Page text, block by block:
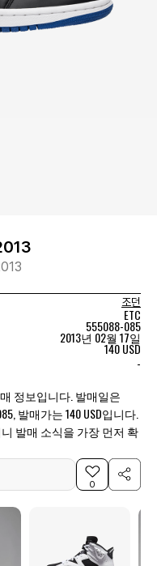
조던
ETC
555088-085
2013년 02월 17일
140 USD
-
정보입니다. 발매일은
발매가는 140 USD입니다.
발매 소식을 가장 먼저 확
0